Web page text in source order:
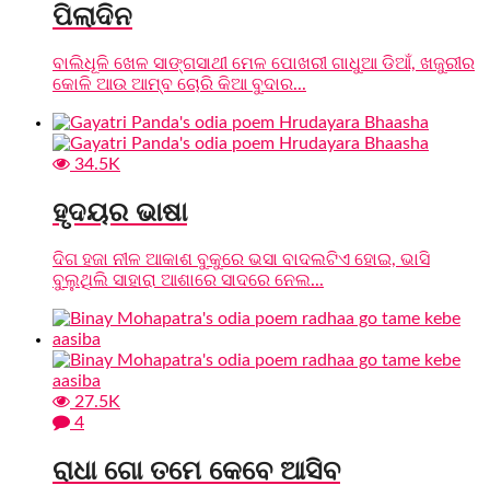
ପିଲାଦିନ
ବାଲିଧୂଳି ଖେଳ ସାଙ୍ଗସାଥୀ ମେଳ ପୋଖରୀ ଗାଧୁଆ ଡିଆଁ, ଖଜୁରୀର
କୋଳି ଆଉ ଆମ୍ବ ଚୋରି କିଆ ବୁଦାର...
34.5K
ହୃଦୟର ଭାଷା
ଦିଗ ହଜା ନୀଳ ଆକାଶ ବୁକୁରେ ଭସା ବାଦଲଟିଏ ହୋଇ, ଭାସି
ବୁଲୁଥିଲି ସାହାରା ଆଶାରେ ସାଦରେ ନେଲ...
27.5K
4
ରାଧା ଗୋ ତମେ କେବେ ଆସିବ